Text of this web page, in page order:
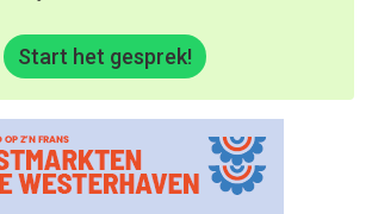
Start het gesprek!